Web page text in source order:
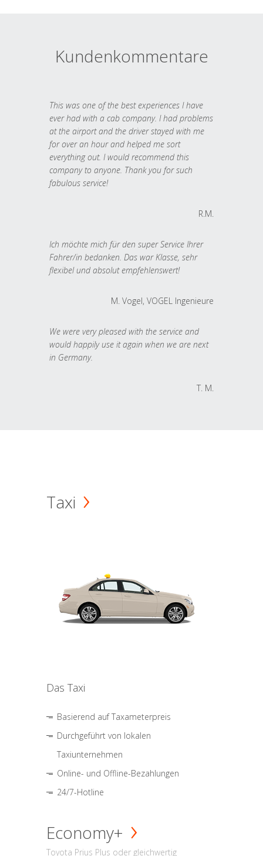
Kundenkommentare
This was one of the best experiences I have
ever had with a cab company. I had problems
at the airport and the driver stayed with me
for over an hour and helped me sort
everything out. I would recommend this
company to anyone. Thank you for such
fabulous service!
R.M.
Ich möchte mich für den super Service Ihrer
Fahrer/in bedanken. Das war Klasse, sehr
flexibel und absolut empfehlenswert!
M. Vogel, VOGEL Ingenieure
We were very pleased with the service and
would happily use it again when we are next
in Germany.
T. M.
Taxi
Das Taxi
Basierend auf Taxameterpreis
Durchgeführt von lokalen
Taxiunternehmen
Online- und Offline-Bezahlungen
24/7-Hotline
Economy+
Toyota Prius Plus oder gleichwertig